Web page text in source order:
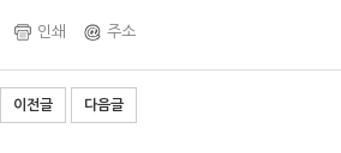
인쇄 주소
이전글 다음글